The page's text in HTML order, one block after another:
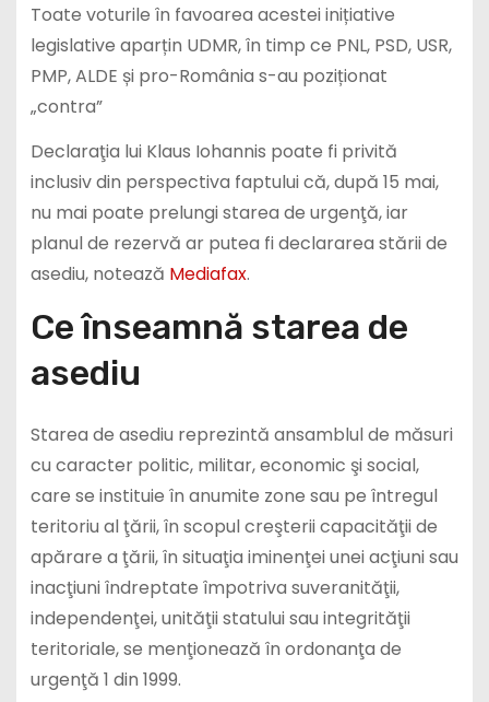
Toate voturile în favoarea acestei inițiative
legislative aparțin UDMR, în timp ce PNL, PSD, USR,
PMP, ALDE și pro-România s-au poziționat
„contra”
Declaraţia lui Klaus Iohannis poate fi privită
inclusiv din perspectiva faptului că, după 15 mai,
nu mai poate prelungi starea de urgenţă, iar
planul de rezervă ar putea fi declararea stării de
asediu, notează Mediafax.
Ce înseamnă starea de
asediu
Starea de asediu reprezintă ansamblul de măsuri
cu caracter politic, militar, economic şi social,
care se instituie în anumite zone sau pe întregul
teritoriu al ţării, în scopul creşterii capacităţii de
apărare a ţării, în situaţia iminenţei unei acţiuni sau
inacţiuni îndreptate împotriva suveranităţii,
independenţei, unităţii statului sau integrităţii
teritoriale, se menţionează în ordonanţa de
urgenţă 1 din 1999.